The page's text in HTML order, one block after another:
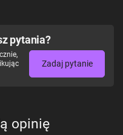
pytania?
Zadaj pytanie
opinię